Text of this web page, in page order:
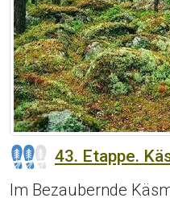
43. Etappe.
Im Bezaubernde